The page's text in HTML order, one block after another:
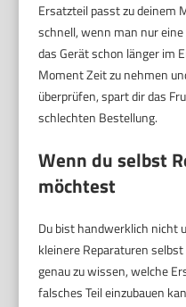
Ersatzteil passt zu deinem
schnell, wenn man nur
das Gerät schon länger im
Moment Zeit zu nehmen
überprüfen, spart dir das
schlechten Bestellung.
Wenn du selbst
möchtest
Du bist handwerklich nicht
kleinere Reparaturen
genau zu wissen, welche
falsches Teil einzubauen